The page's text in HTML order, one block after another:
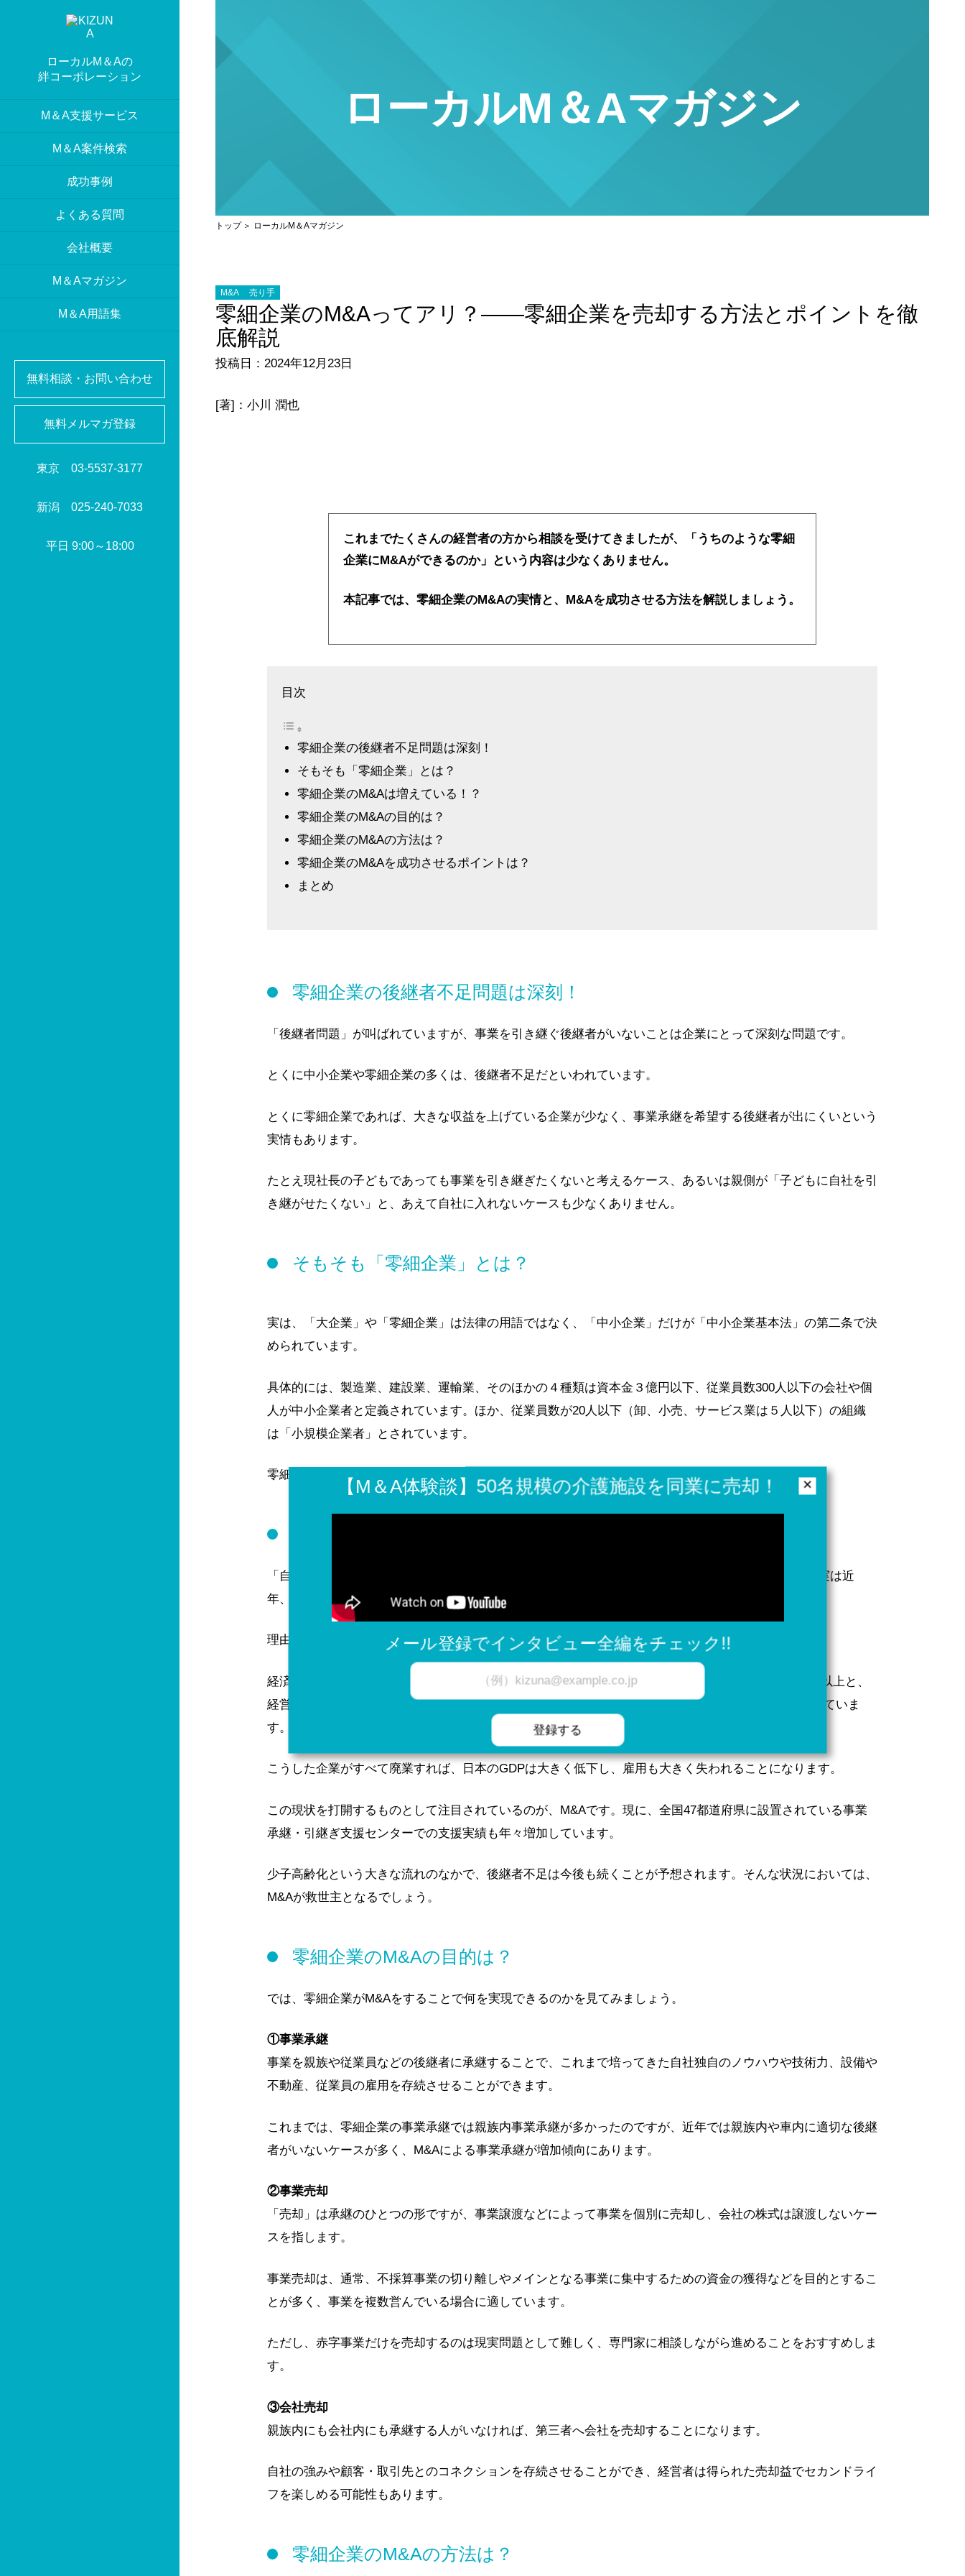
ローカルM＆Aの
絆コーポレーション
M＆A支援サービス
M＆A案件検索
成功事例
よくある質問
会社概要
M＆Aマガジン
M＆A用語集
無料相談・お問い合わせ
無料メルマガ登録
東京 03-5537-3177
新潟 025-240-7033
平日 9:00～18:00
ローカルM＆Aマガジン
トップ ローカルM＆Aマガジン
M&A 売り手
零細企業のM&Aってアリ？――零細企業を売却する方法とポイントを徹
底解説
投稿日：2024年12月23日
[著]：小川 潤也
これまでたくさんの経営者の方から相談を受けてきましたが、「うちのような零細
企業にM&Aができるのか」という内容は少なくありません。
本記事では、零細企業のM&Aの実情と、M&Aを成功させる方法を解説しましょう。
目次
零細企業の後継者不足問題は深刻！
そもそも「零細企業」とは？
零細企業のM&Aは増えている！？
零細企業のM&Aの目的は？
零細企業のM&Aの方法は？
零細企業のM&Aを成功させるポイントは？
まとめ
零細企業の後継者不足問題は深刻！
「後継者問題」が叫ばれていますが、事業を引き継ぐ後継者がいないことは企業にとって深刻な問題です。
とくに中小企業や零細企業の多くは、後継者不足だといわれています。
とくに零細企業であれば、大きな収益を上げている企業が少なく、事業承継を希望する後継者が出にくいという
実情もあります。
たとえ現社長の子どもであっても事業を引き継ぎたくないと考えるケース、あるいは親側が「子どもに自社を引
き継がせたくない」と、あえて自社に入れないケースも少なくありません。
そもそも「零細企業」とは？
実は、「大企業」や「零細企業」は法律の用語ではなく、「中小企業」だけが「中小企業基本法」の第二条で決
められています。
具体的には、製造業、建設業、運輸業、そのほかの４種類は資本金３億円以下、従業員数300人以下の会社や個
人が中小企業者と定義されています。ほか、従業員数が20人以下（卸、小売、サービス業は５人以下）の組織
は「小規模企業者」とされています。
零細企業とされるのは、小規模企業者の中でもさらに小さい会社や個人といえるでしょう。
「自社のような零細企業をM&Aで売ることができるのか？」という相談を受けることがありますが、実は近
年、零細企業におけるM&Aの動向は増加傾向にあります。
理由としては、先に述べたように後継者不足問題が深刻化している背景があります。
経済産業省や中小企業庁の調査によれば、2025年に時点で、経営者約381万人のうち約245万人が70歳以上と、
経営者の高齢化が加速しています。そしてそのうち、半数を占める約127万人が「後継者未定」となっていま
す。
こうした企業がすべて廃業すれば、日本のGDPは大きく低下し、雇用も大きく失われることになります。
この現状を打開するものとして注目されているのが、M&Aです。現に、全国47都道府県に設置されている事業
承継・引継ぎ支援センターでの支援実績も年々増加しています。
少子高齢化という大きな流れのなかで、後継者不足は今後も続くことが予想されます。そんな状況においては、
M&Aが救世主となるでしょう。
零細企業のM&Aの目的は？
では、零細企業がM&Aをすることで何を実現できるのかを見てみましょう。
①事業承継
事業を親族や従業員などの後継者に承継することで、これまで培ってきた自社独自のノウハウや技術力、設備や
不動産、従業員の雇用を存続させることができます。
これまでは、零細企業の事業承継では親族内事業承継が多かったのですが、近年では親族内や車内に適切な後継
者がいないケースが多く、M&Aによる事業承継が増加傾向にあります。
②事業売却
「売却」は承継のひとつの形ですが、事業譲渡などによって事業を個別に売却し、会社の株式は譲渡しないケー
スを指します。
事業売却は、通常、不採算事業の切り離しやメインとなる事業に集中するための資金の獲得などを目的とするこ
とが多く、事業を複数営んでいる場合に適しています。
ただし、赤字事業だけを売却するのは現実問題として難しく、専門家に相談しながら進めることをおすすめしま
す。
③会社売却
親族内にも会社内にも承継する人がいなければ、第三者へ会社を売却することになります。
自社の強みや顧客・取引先とのコネクションを存続させることができ、経営者は得られた売却益でセカンドライ
フを楽しめる可能性もあります。
零細企業のM&Aの方法は？
✕
【M＆A体験談】50名規模の介護施設を同業に売却！
メール登録でインタビュー全編をチェック!!